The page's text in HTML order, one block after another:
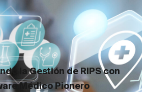
la Gestión de RIPS con
Médico Pionero